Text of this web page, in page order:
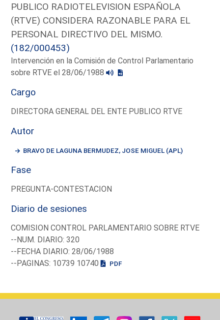
PUBLICO RADIOTELEVISION ESPAÑOLA
(RTVE) CONSIDERA RAZONABLE PARA EL
PERSONAL DIRECTIVO DEL MISMO.
(182/000453)
Intervención en la Comisión de Control Parlamentario
sobre RTVE el 28/06/1988
Cargo
DIRECTORA GENERAL DEL ENTE PUBLICO RTVE
Autor
BRAVO DE LAGUNA BERMUDEZ, JOSE MIGUEL (APL)
Fase
PREGUNTA-CONTESTACION
Diario de sesiones
COMISION CONTROL PARLAMENTARIO SOBRE RTVE
--NUM. DIARIO: 320
--FECHA DIARIO: 28/06/1988
--PAGINAS: 10739 10740
PDF